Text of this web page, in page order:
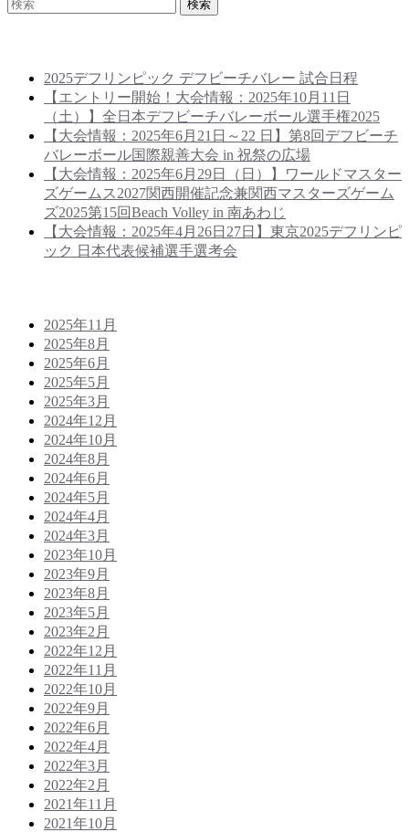
2025デフリンピック デフビーチバレー 試合日程
【エントリー開始！大会情報：2025年10月11日
（土）】全日本デフビーチバレーボール選手権2025
【大会情報：2025年6月21日～22 日】第8回デフビーチ
バレーボール国際親善大会 in 祝祭の広場
【大会情報：2025年6月29日（日）】ワールドマスター
ズゲームス2027関西開催記念兼関西マスターズゲーム
ズ2025第15回Beach Volley in 南あわじ
【大会情報：2025年4月26日27日】東京2025デフリンピ
ック 日本代表候補選手選考会
2025年11月
2025年8月
2025年6月
2025年5月
2025年3月
2024年12月
2024年10月
2024年8月
2024年6月
2024年5月
2024年4月
2024年3月
2023年10月
2023年9月
2023年8月
2023年5月
2023年2月
2022年12月
2022年11月
2022年10月
2022年9月
2022年6月
2022年4月
2022年3月
2022年2月
2021年11月
2021年10月